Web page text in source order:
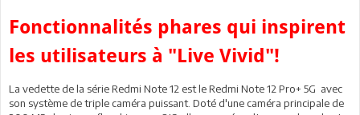
Fonctionnalités phares qui inspirent
les utilisateurs à "Live Vivid"!
La vedette de la série Redmi Note 12 est le Redmi Note 12 Pro+ 5G avec
son système de triple caméra puissant. Doté d'une caméra principale de